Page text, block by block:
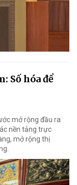
Số hóa để
mở rộng đầu ra
nền tảng trực
mở rộng thị